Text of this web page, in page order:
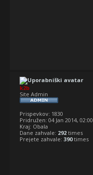
k2b
Site Admin
Prispevkov: 1830
Pridružen: 04 Jan 2014, 02:00
Kraj: Obala
Dane zahvale: 292 times
Prejete zahvale: 390times